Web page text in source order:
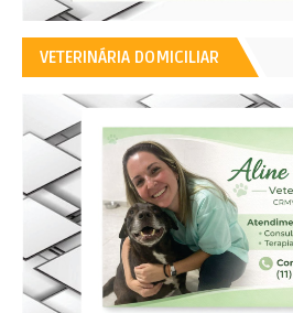
VETERINÁRIA DOMICILIAR